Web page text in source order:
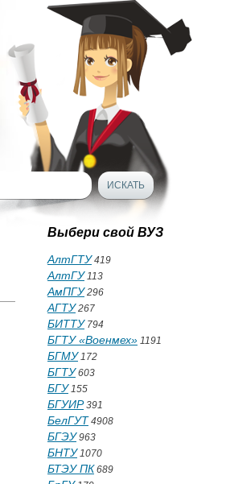
Выбери свой ВУЗ
АлтГТУ419
АлтГУ113
АмПГУ296
АГТУ267
БИТТУ794
БГТУ «Военмех» 1191
БГМУ172
БГТУ603
БГУ155
БГУИР391
БелГУТ 4908
БГЭУ963
БНТУ1070
БТЭУ ПК 689